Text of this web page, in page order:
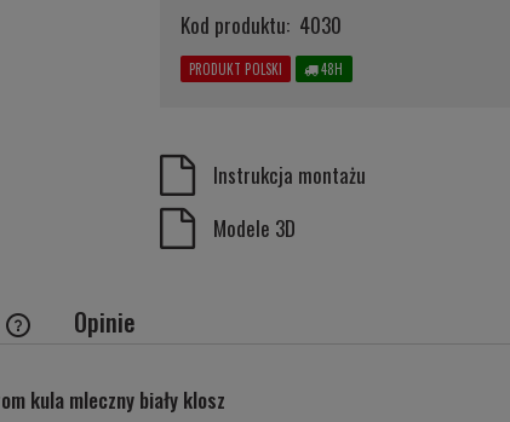
Kod produktu: 4030
PRODUKT POLSKI 48H
Instrukcja montażu
Modele 3D
płatności
Opinie
kula mleczny biały klosz